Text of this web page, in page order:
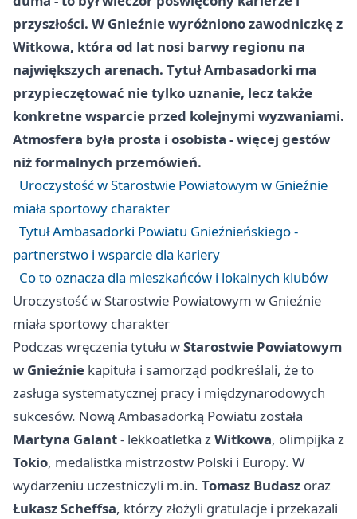
przyszłości. W Gnieźnie wyróżniono zawodniczkę z
Witkowa, która od lat nosi barwy regionu na
największych arenach. Tytuł Ambasadorki ma
przypieczętować nie tylko uznanie, lecz także
konkretne wsparcie przed kolejnymi wyzwaniami.
Atmosfera była prosta i osobista - więcej gestów
niż formalnych przemówień.
Uroczystość w Starostwie Powiatowym w Gnieźnie
miała sportowy charakter
Tytuł Ambasadorki Powiatu Gnieźnieńskiego -
partnerstwo i wsparcie dla kariery
Co to oznacza dla mieszkańców i lokalnych klubów
Uroczystość w Starostwie Powiatowym w Gnieźnie
miała sportowy charakter
Podczas wręczenia tytułu wStarostwie Powiatowym
w Gnieźnie kapituła i samorząd podkreślali, że to
zasługa systematycznej pracy i międzynarodowych
sukcesów. Nową Ambasadorką Powiatu została
Martyna Galant- lekkoatletka zWitkowa, olimpijka z
Tokio, medalistka mistrzostw Polski i Europy. W
wydarzeniu uczestniczyli m.in. Tomasz Budasz oraz
Łukasz Scheffsa, którzy złożyli gratulacje i przekazali